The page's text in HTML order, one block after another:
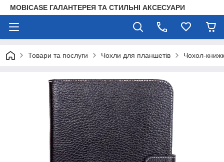
MOBICASE ГАЛАНТЕРЕЯ ТА СТИЛЬНІ АКСЕСУАРИ
Товари та послуги Чохли для планшетів Чохол-